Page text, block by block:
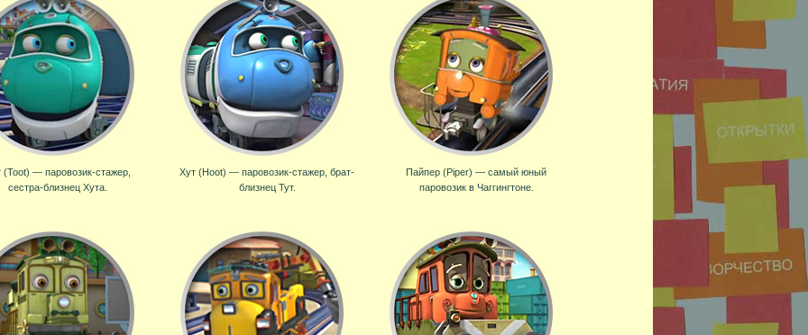
(Toot) — паровозик-стажер,
сестра-близнец Хута.
Хут (Hoot) — паровозик-стажер, брат-
близнец Тут.
Пайпер (Piper) — самый юный
паровозик в Чаггингтоне.